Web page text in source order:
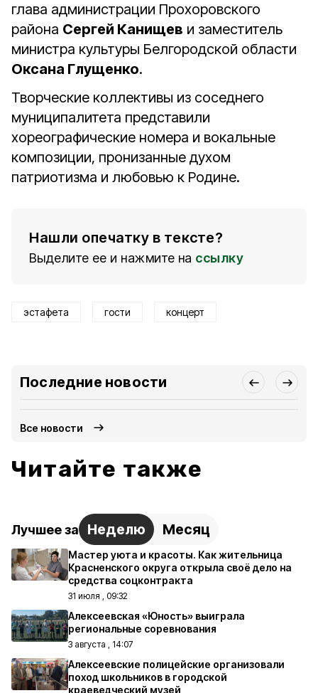
глава администрации Прохоровского
района Сергей Канищев и заместитель
министра культуры Белгородской области
Оксана Глущенко.
Творческие коллективы из соседнего
муниципалитета представили
хореографические номера и вокальные
композиции, пронизанные духом
патриотизма и любовью к Родине.
Нашли опечатку в тексте?
Выделите ее и нажмите на ссылку
эстафета гости концерт
Последние новости
Все новости
Читайте также
Лучшее за Неделю Месяц
Мастер уюта и красоты. Как жительница
Красненского округа открыла своё дело на
средства соцконтракта
31 июля , 09:32
Алексеевская «Юность» выиграла
региональные соревнования
3 августа , 14:07
Алексеевские полицейские организовали
поход школьников в городской
краеведческий музей